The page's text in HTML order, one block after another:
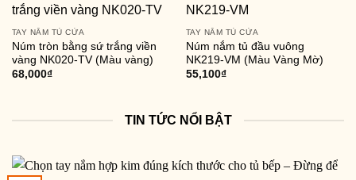
TAY NẮM TỦ CỬA
Núm tròn bằng sứ trắng viền
vàng NK020-TV (Màu vàng)
68,000₫
TAY NẮM TỦ CỬA
Núm nắm tủ đầu vuông
NK219-VM (Màu Vàng Mờ)
55,100₫
TIN TỨC NỔI BẬT